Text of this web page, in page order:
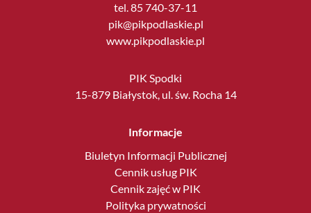
tel. 85 740-37-11
pik@pikpodlaskie.pl
www.pikpodlaskie.pl
PIK Spodki
15-879 Białystok, ul. św. Rocha 14
Informacje
Biuletyn Informacji Publicznej
Cennik usług PIK
Cennik zajęć w PIK
Polityka prywatności